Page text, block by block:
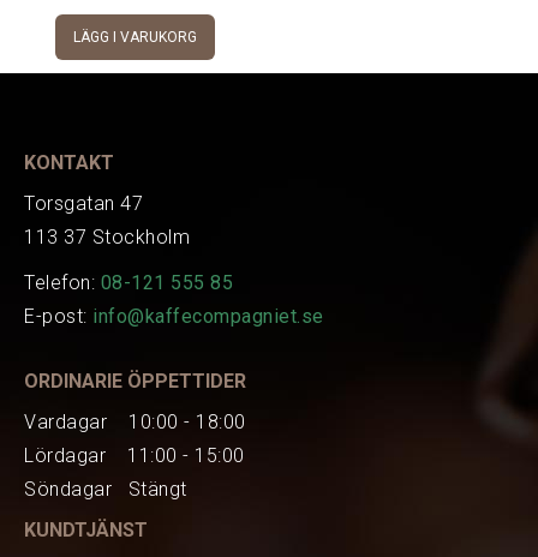
LÄGG I VARUKORG
KONTAKT
Torsgatan 47
113 37 Stockholm
Telefon: 08-121 555 85
E-post: info@kaffecompagniet.se
ORDINARIE ÖPPETTIDER
Vardagar 10:00 - 18:00
Lördagar 11:00 - 15:00
Söndagar Stängt
KUNDTJÄNST